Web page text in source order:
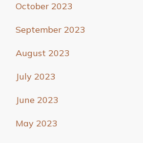
October 2023
September 2023
August 2023
July 2023
June 2023
May 2023